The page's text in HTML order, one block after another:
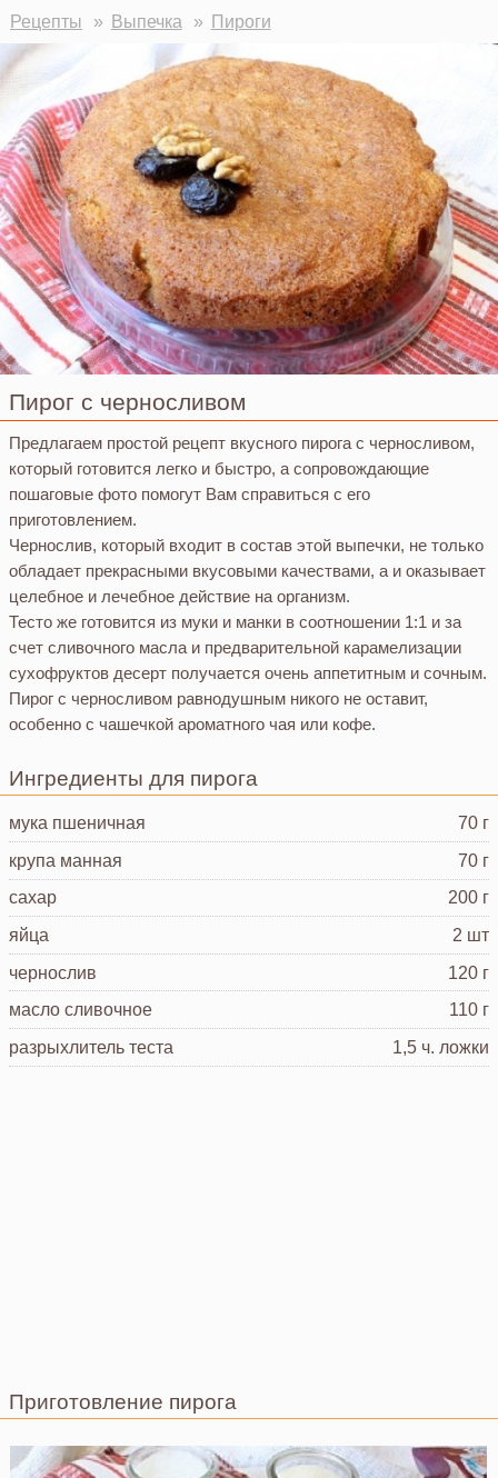
Рецепты Выпечка Пироги
Пирог с черносливом
Предлагаем простой рецепт вкусного пирога с черносливом,
который готовится легко и быстро, а сопровождающие
пошаговые фото помогут Вам справиться с его
приготовлением.
Чернослив, который входит в состав этой выпечки, не только
обладает прекрасными вкусовыми качествами, а и оказывает
целебное и лечебное действие на организм.
Тесто же готовится из муки и манки в соотношении 1:1 и за
счет сливочного масла и предварительной карамелизации
сухофруктов десерт получается очень аппетитным и сочным.
Пирог с черносливом равнодушным никого не оставит,
особенно с чашечкой ароматного чая или кофе.
Ингредиенты для пирога
мука пшеничная
70 г
крупа манная
70 г
сахар
200 г
яйца
2 шт
чернослив
120 г
масло сливочное
110 г
разрыхлитель теста
1,5 ч. ложки
Приготовление пирога